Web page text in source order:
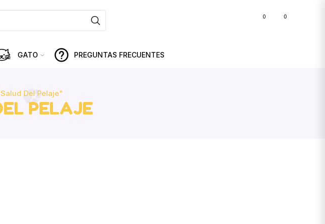
0 0
GATO PREGUNTAS FRECUENTES
Del Pelaje"
PELAJE